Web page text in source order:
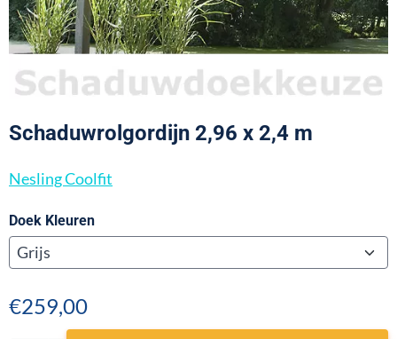
Schaduwrolgordijn 2,96 x 2,4 m
Nesling Coolfit
Doek Kleuren
€259,00